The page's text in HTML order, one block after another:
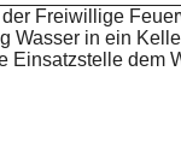
Freiwillige
Wasser in ein
Einsatzstelle dem